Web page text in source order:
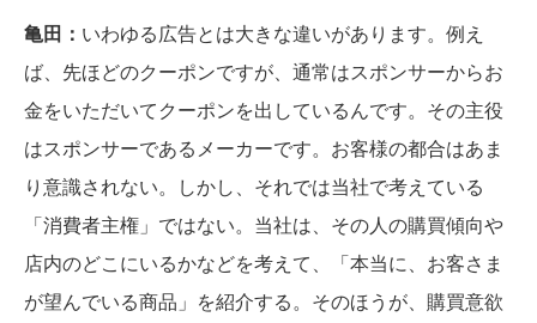
亀田： いわゆる広告とは大きな違いがあります。例え
ば、先ほどのクーポンですが、通常はスポンサーからお
金をいただいてクーポンを出しているんです。その主役
はスポンサーであるメーカーです。お客様の都合はあま
り意識されない。しかし、それでは当社で考えている
「消費者主権」ではない。当社は、その人の購買傾向や
店内のどこにいるかなどを考えて、「本当に、お客さま
が望んでいる商品」を紹介する。そのほうが、購買意欲